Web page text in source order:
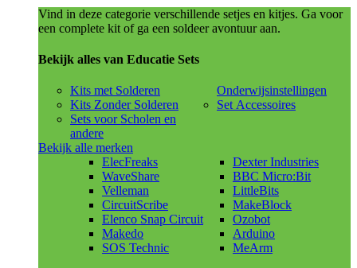
Vind in deze categorie verschillende setjes en kitjes. Ga voor
een complete kit of ga een soldeer avontuur aan.
Bekijk alles van Educatie Sets
Kits met Solderen
Kits Zonder Solderen
Sets voor Scholen en
andere
Onderwijsinstellingen
Set Accessoires
Bekijk alle merken
ElecFreaks
WaveShare
Velleman
CircuitScribe
Elenco Snap Circuit
Makedo
SOS Technic
Dexter Industries
BBC Micro:Bit
LittleBits
MakeBlock
Ozobot
Arduino
MeArm